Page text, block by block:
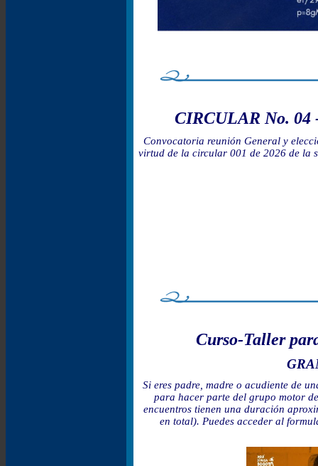
CIRCULAR No. 04
Convocatoria reunión General y
virtud de la circular 001 de 2026 de la
Curso-Taller
Si eres padre, madre o acudiente de
para hacer parte del grupo motor
encuentros tienen una duración
en total). Puedes acceder al